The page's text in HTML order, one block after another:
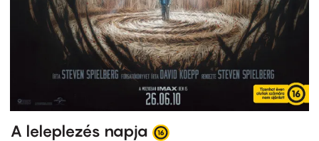
A leleplezés napja